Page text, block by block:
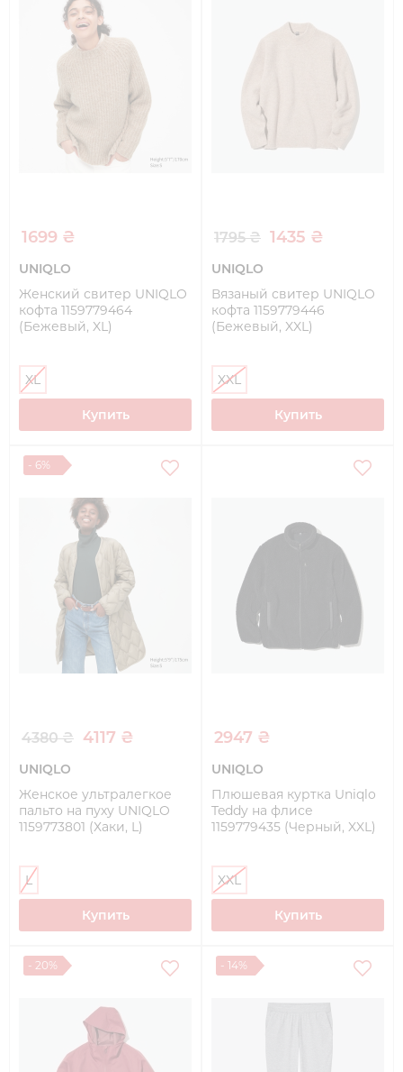
1699 ₴
UNIQLO
Женский свитер UNIQLO
кофта 1159779464
(Бежевый, XL)
XL
Купить
1795 ₴ 1435 ₴
UNIQLO
Вязаный свитер UNIQLO
кофта 1159779446
(Бежевый, XXL)
XXL
Купить
- 6%
4380 ₴ 4117 ₴
UNIQLO
Женское ультралегкое
пальто на пуху UNIQLO
1159773801 (Хаки, L)
L
Купить
2947 ₴
UNIQLO
Плюшевая куртка Uniqlo
Teddy на флисе
1159779435 (Черный, XXL)
XXL
Купить
- 20% - 14%